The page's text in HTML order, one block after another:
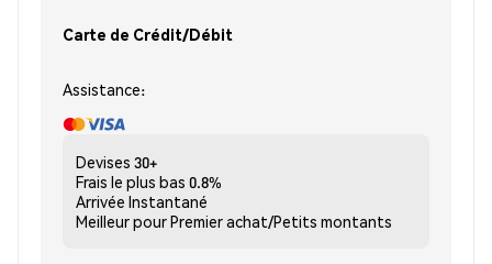
Carte de Crédit/Débit
Assistance:
Devises 30+
Frais le plus bas 0.8%
Arrivée Instantané
Meilleur pourPremier achat/Petits montants